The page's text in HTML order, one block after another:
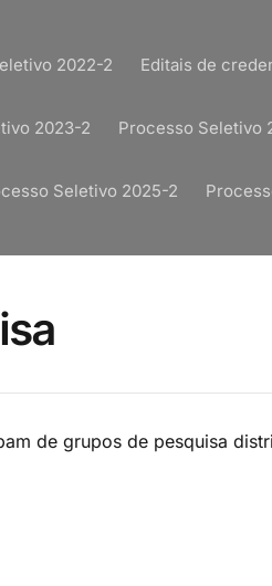
2022-2 Editais de
2023-2 Processo Seletivo
Seletivo 2025-2
de grupos de pesquisa